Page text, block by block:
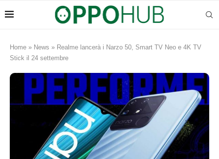
Home » News » Realme lancerà i Narzo 50, Smart TV Neo e 4K TV
Stick il 24 settembre